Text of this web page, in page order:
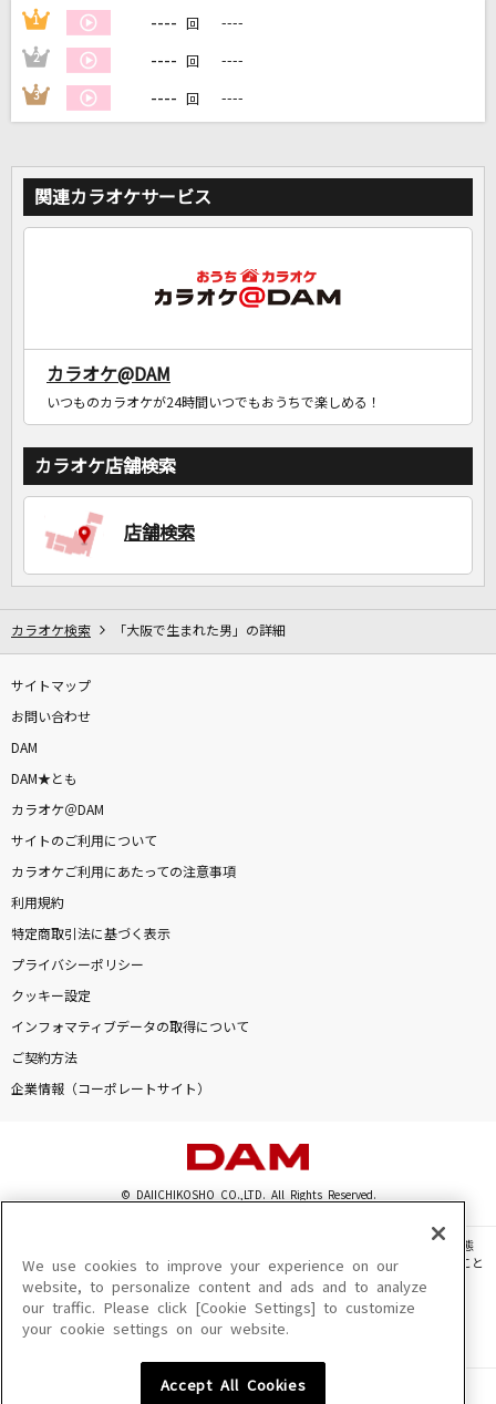
1 ---- 回 ----
2 ---- 回 ----
3 ---- 回 ----
関連カラオケサービス
カラオケ@DAM
いつものカラオケが24時間いつでもおうちで楽しめる！
カラオケ店舗検索
店舗検索
カラオケ検索 「大阪で生まれた男」の詳細
サイトマップ
お問い合わせ
DAM
DAM★とも
カラオケ＠DAM
サイトのご利用について
カラオケご利用にあたっての注意事項
利用規約
特定商取引法に基づく表示
プライバシーポリシー
クッキー設定
インフォマティブデータの取得について
ご契約方法
企業情報（コーポレートサイト）
© DAIICHIKOSHO CO.,LTD. All Rights Reserved.
このサイトに掲載されている一切の文章・画像・写真・動画・音声等を、手段や形態
を問わず、著作権法の定める範囲を超えて無断で複製、転載、ファイル化などすること
を禁じます。
楽曲及びコンテンツは、機種によりご利用いただけない場合があります。
楽曲及びコンテンツの配信日、配信内容が変更になる場合があります。
We use cookies to improve your experience on our
website, to personalize content and ads and to analyze
our traffic. Please click [Cookie Settings] to customize
your cookie settings on our website.
Accept All Cookies